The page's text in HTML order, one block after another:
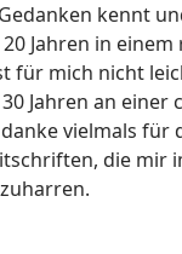
kennt
Jahren in einem
für mich nicht
Jahren an einer
vielmals für
die mir